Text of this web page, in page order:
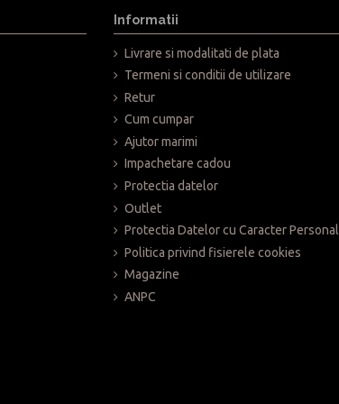
Informatii
Livrare si modalitati de plata
Termeni si conditii de utilizare
Retur
Cum cumpar
Ajutor marimi
Impachetare cadou
Protectia datelor
Outlet
Protectia Datelor cu Caracter Personal
Politica privind fisierele cookies
Magazine
ANPC